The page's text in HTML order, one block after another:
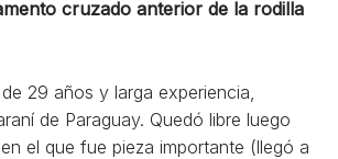
cruzado anterior de la rodilla
29 años y larga experiencia,
de Paraguay. Quedó libre luego
el que fue pieza importante (llegó a